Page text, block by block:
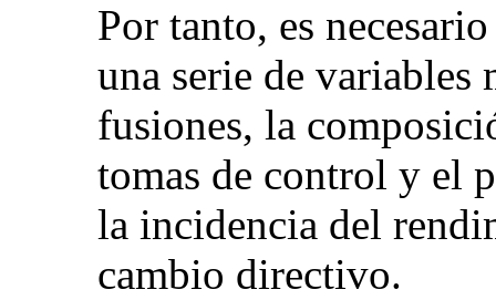
Por tanto, es
una serie de variables
fusiones, la
tomas de control y el
la incidencia del
cambio directivo.